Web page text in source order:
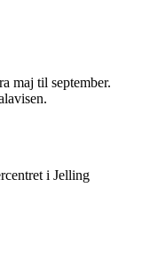
maj til september.
i Jelling